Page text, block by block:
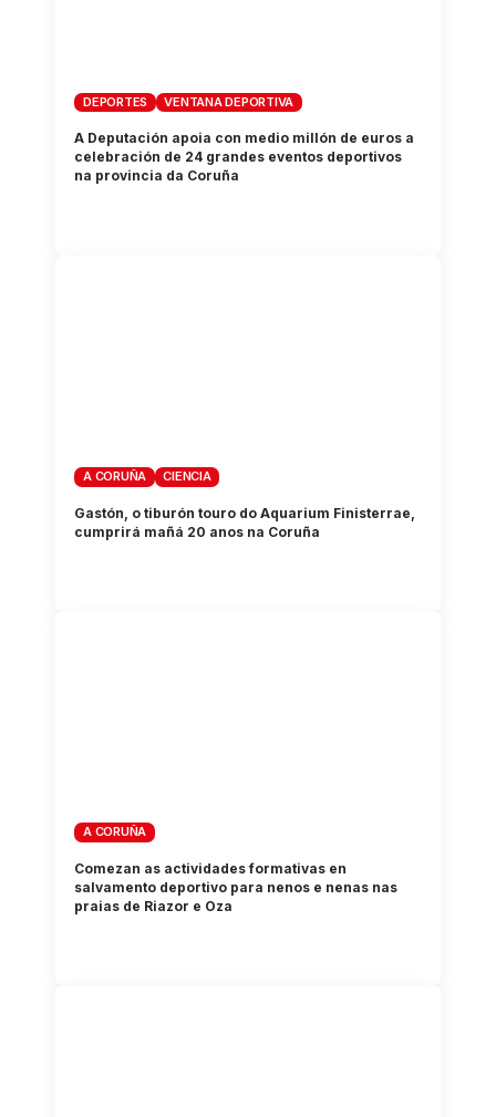
DEPORTES VENTANA DEPORTIVA
A Deputación apoia con medio millón de euros a
celebración de 24 grandes eventos deportivos
na provincia da Coruña
A CORUÑA CIENCIA
Gastón, o tiburón touro do Aquarium Finisterrae,
cumprirá mañá 20 anos na Coruña
A CORUÑA
Comezan as actividades formativas en
salvamento deportivo para nenos e nenas nas
praias de Riazor e Oza